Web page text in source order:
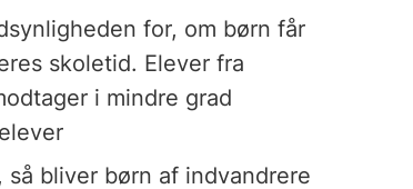
for, om børn får
skoletid. Elever fra
i mindre grad
bliver børn af indvandrere